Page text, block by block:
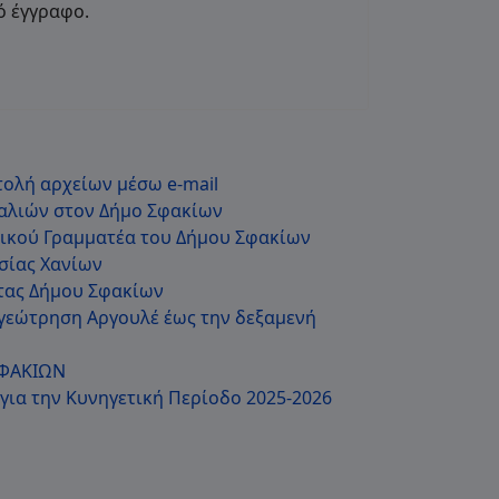
έγγραφο.
αρχείων μέσω e-mail
στον Δήμο Σφακίων
Γραμματέα του Δήμου Σφακίων
Χανίων
Δήμου Σφακίων
Αργουλέ έως την δεξαμενή
την Κυνηγετική Περίοδο 2025-2026